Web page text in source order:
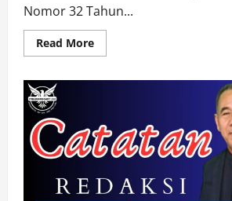
Nomor 32 Tahun...
Read MoreRead
more
UU
Penyiaran